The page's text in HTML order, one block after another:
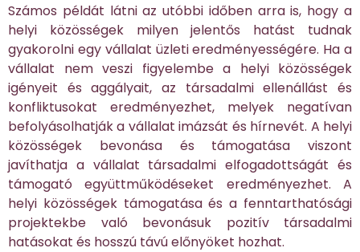
Számos példát látni az utóbbi időben arra is, hogy a
helyi közösségek milyen jelentős hatást tudnak
gyakorolni egy vállalat üzleti eredményességére. Ha a
vállalat nem veszi figyelembe a helyi közösségek
igényeit és aggályait, az társadalmi ellenállást és
konfliktusokat eredményezhet, melyek negatívan
befolyásolhatják a vállalat imázsát és hírnevét. A helyi
közösségek bevonása és támogatása viszont
javíthatja a vállalat társadalmi elfogadottságát és
támogató együttműködéseket eredményezhet. A
helyi közösségek támogatása és a fenntarthatósági
projektekbe való bevonásuk pozitív társadalmi
hatásokat és hosszú távú előnyöket hozhat.